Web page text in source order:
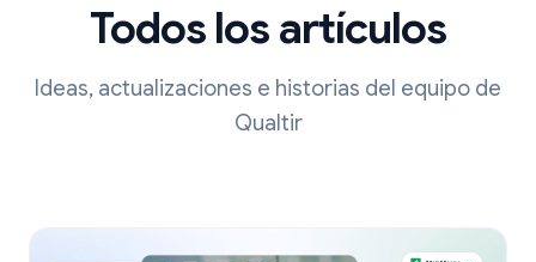
Todos los artículos
Ideas, actualizaciones e historias del equipo de
Qualtir